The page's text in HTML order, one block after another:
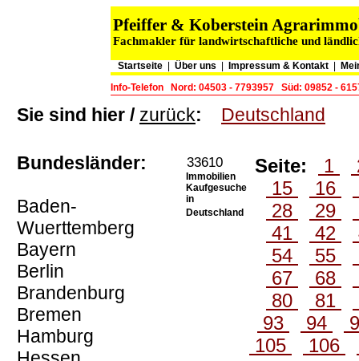
Pfeiffer & Koberstein
Fachmakler für landwirtschaftliche und
Startseite Über uns Impressum & Kontakt
Info-Telefon
Nord: 04503 - 7793957 Süd: 09852 -
Sie sind hier / zurück: Deutschland
Bundesländer:
Baden-
Wuerttemberg
Bayern
Berlin
Brandenburg
Bremen
Hamburg
33610
Immobilien
Kaufgesuche
in
Deutschland
Seite: 1
15
16
28
29
41
42
54
55
67
68
80
81
93
94
105
106